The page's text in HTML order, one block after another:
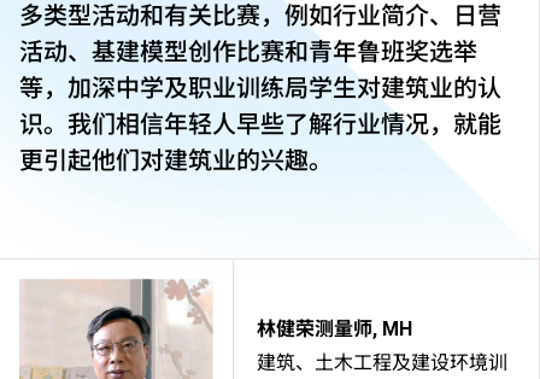
林健荣测量师, MH
建筑、土木工程及建设环境训
多类型活动和有关比赛，例如行业简介、日营
活动、基建模型创作比赛和青年鲁班奖选举
等，加深中学及职业训练局学生对建筑业的认
识。我们相信年轻人早些了解行业情况，就能
更引起他们对建筑业的兴趣。